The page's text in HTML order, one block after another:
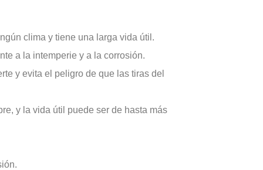
clima y tiene una larga vida útil.
a la intemperie y a la corrosión.
y evita el peligro de que las tiras del
y la vida útil puede ser de hasta más